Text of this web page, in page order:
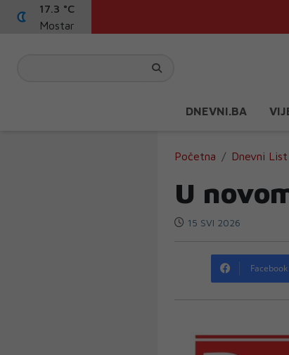
17.3 °C
Mostar
DNEVNI.BA
Početna Dnevni List
U
15 SVI 2026
Facebook